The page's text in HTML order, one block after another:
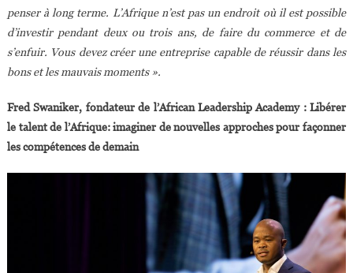
penser à long terme. L’Afrique n’est pas un endroit où il est possible
d’investir pendant deux ou trois ans, de faire du commerce et de
s’enfuir. Vous devez créer une entreprise capable de réussir dans les
bons et les mauvais moments ».
Fred Swaniker, fondateur de l’African Leadership Academy : Libérer
le talent de l’Afrique: imaginer de nouvelles approches pour façonner
les compétences de demain